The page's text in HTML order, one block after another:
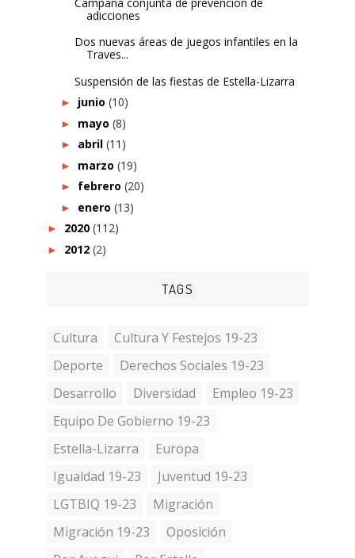
adicciones
Dos nuevas áreas de juegos infantiles en la
Traves...
Suspensión de las fiestas de Estella-Lizarra
► junio (10)
► mayo (8)
► abril (11)
► marzo (19)
► febrero (20)
► enero (13)
► 2020 (112)
► 2012 (2)
TAGS
Cultura
Cultura Y Festejos 19-23
Deporte
Derechos Sociales 19-23
Desarrollo
Diversidad
Empleo 19-23
Equipo De Gobierno 19-23
Estella-Lizarra
Europa
Igualdad 19-23
Juventud 19-23
LGTBIQ 19-23
Migración
Migración 19-23
Oposición